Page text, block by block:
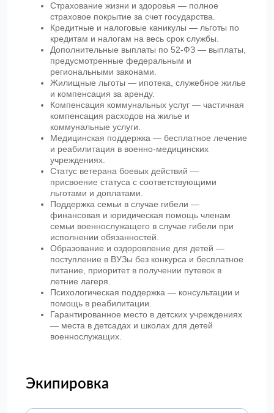
Страхование жизни и здоровья — полное
страховое покрытие за счет государства.
Кредитные и налоговые каникулы — льготы по
кредитам и налогам на весь срок службы.
Дополнительные выплаты по 52-ФЗ — выплаты,
предусмотренные федеральным и
региональными законами.
Жилищные льготы — ипотека, служебное жилье
и компенсация за аренду.
Компенсация коммунальных услуг — частичная
компенсация расходов на жилье и
коммунальные услуги.
Медицинская поддержка — бесплатное лечение
и реабилитация в военно-медицинских
учреждениях.
Статус ветерана боевых действий —
присвоение статуса с соответствующими
льготами и доплатами.
Поддержка семьи в случае гибели —
финансовая и юридическая помощь членам
семьи военнослужащего в случае гибели при
исполнении обязанностей.
Образование и оздоровление для детей —
поступление в ВУЗы без конкурса и бесплатное
питание, приоритет в получении путевок в
летние лагеря.
Психологическая поддержка — консультации и
помощь в реабилитации.
Гарантированное место в детских учреждениях
— места в детсадах и школах для детей
военнослужащих.
Экипировка